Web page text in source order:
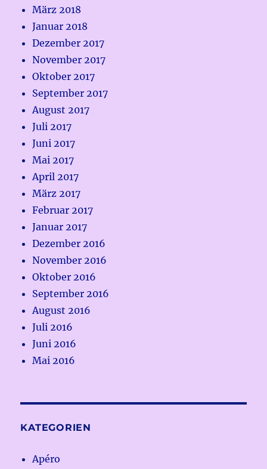
März 2018
Januar 2018
Dezember 2017
November 2017
Oktober 2017
September 2017
August 2017
Juli 2017
Juni 2017
Mai 2017
April 2017
März 2017
Februar 2017
Januar 2017
Dezember 2016
November 2016
Oktober 2016
September 2016
August 2016
Juli 2016
Juni 2016
Mai 2016
KATEGORIEN
Apéro